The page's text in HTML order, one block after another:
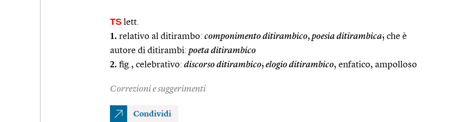
TS lett.
1. relativo al ditirambo: componimento ditirambico, poesia ditirambica; che è
autore di ditirambi: poeta ditirambico
2. fig., celebrativo: discorso ditirambico; elogio ditirambico, enfatico, ampolloso
Correzioni e suggerimenti
Condividi